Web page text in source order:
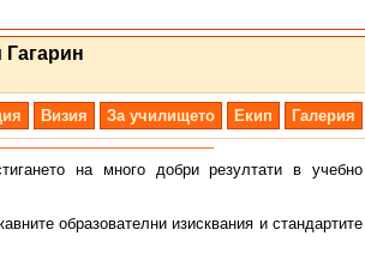
Визия За училището Екип Галерия
на много добри резултати в учебно
образователни изисквания и стандартите